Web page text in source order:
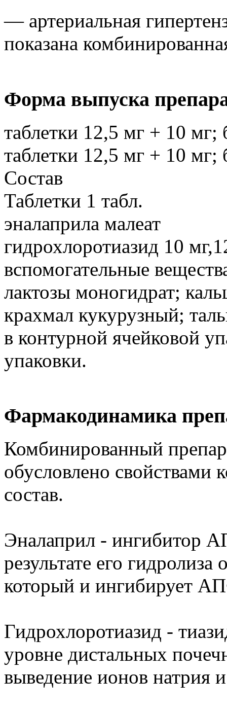
— артериальная
показана
Форма выпуска
таблетки 12,5 мг + 10 мг;
таблетки 12,5 мг + 10 мг;
Состав
Таблетки 1 табл.
эналаприла малеат
гидрохлоротиазид 10
вспомогательные
лактозы моногидрат;
крахмал кукурузный;
в контурной ячейковой
упаковки.
Фармакодинамика
Комбинированный
обусловлено свойствами
состав.
Эналаприл - ингибитор
результате его гидролиза
который и ингибирует
Гидрохлоротиазид -
уровне дистальных
выведение ионов натрия